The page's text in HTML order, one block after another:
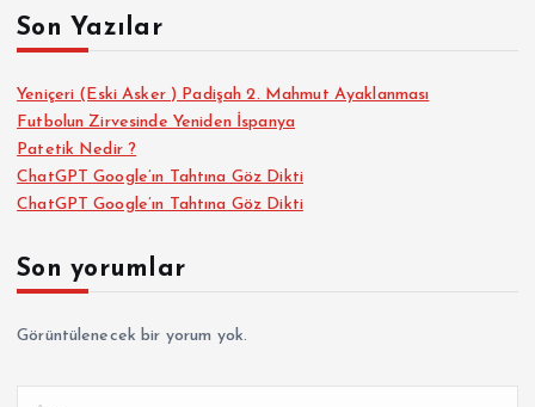
Son Yazılar
Yeniçeri (Eski Asker ) Padişah 2. Mahmut Ayaklanması
Futbolun Zirvesinde Yeniden İspanya
Patetik Nedir ?
ChatGPT Google’ın Tahtına Göz Dikti
ChatGPT Google’ın Tahtına Göz Dikti
Son yorumlar
Görüntülenecek bir yorum yok.